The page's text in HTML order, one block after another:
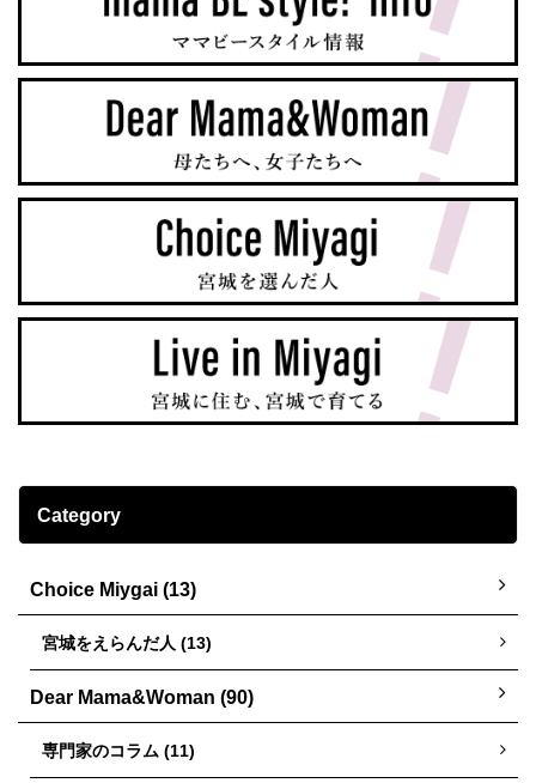
Category
Choice Miygai (13)
宮城をえらんだ人 (13)
Dear Mama&Woman (90)
専門家のコラム (11)